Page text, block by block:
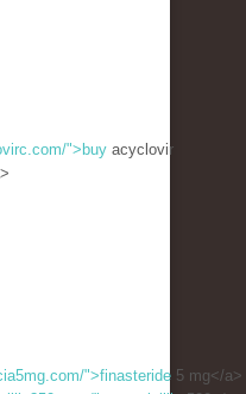
">buy acyclovir
">finasteride 5 mg</a>